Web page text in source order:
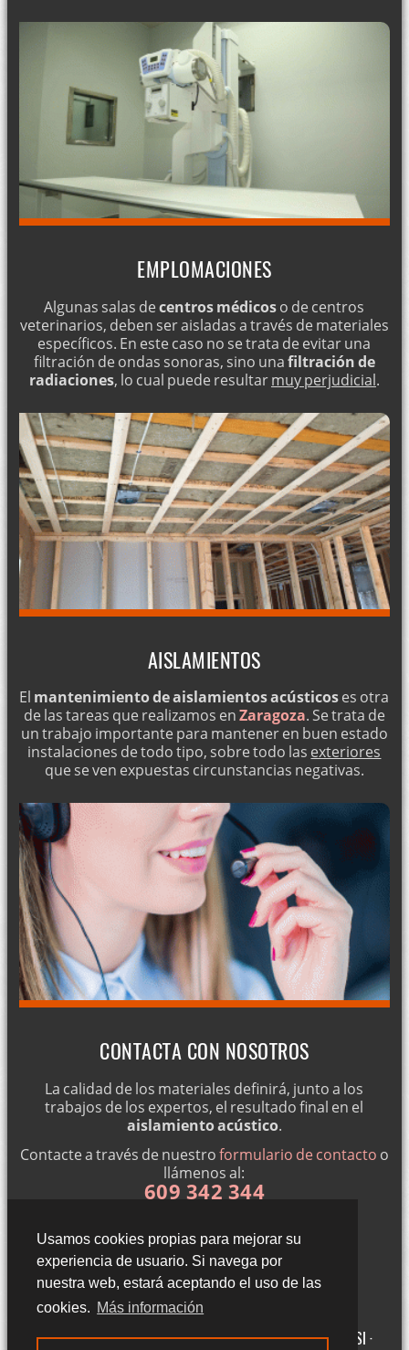
Usamos cookies propias para mejorar su
experiencia de usuario. Si navega por
nuestra web, estará aceptando el uso de las
cookies. Más información
EMPLOMACIONES
Algunas salas decentros médicoso de centros
veterinarios, deben ser aisladas a través de materiales
específicos. En este caso no se trata de evitar una
filtración de ondas sonoras, sino unafiltración de
radiaciones, lo cual puede resultarmuy perjudicial.
AISLAMIENTOS
El mantenimiento de aislamientos acústicoses otra
de las tareas que realizamos enZaragoza. Se trata de
un trabajo importante para mantener en buen estado
instalaciones de todo tipo, sobre todo las exteriores
que se ven expuestas circunstancias negativas.
CONTACTA CON NOSOTROS
La calidad de los materiales definirá, junto a los
trabajos de los expertos, el resultado final en el
aislamiento acústico.
Contacte a través de nuestroformulario de contacto o
llámenos al:
609 342 344
Gigantillas 3, 3ºA - 50015 Zaragoza (Zaragoza) ·Aviso legal LSSI ·